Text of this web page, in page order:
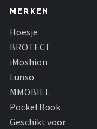
MERKEN
Hoesje
BROTECT
iMoshion
Lunso
MMOBIEL
PocketBook
Geschikt voor